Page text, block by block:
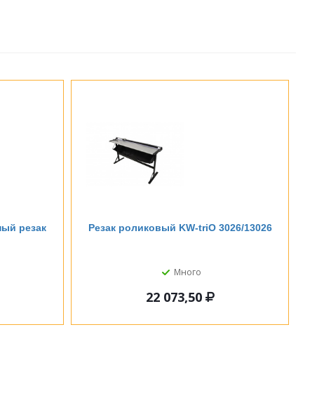
резак Резак роликовый KW-triO 3026/13026
Много
22 073,50